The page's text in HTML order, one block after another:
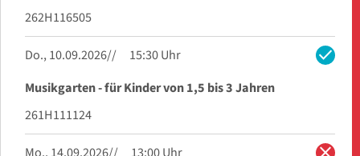
262H116505
check
Do., 10.09.2026
15:30 Uhr
Musikgarten - für Kinder von 1,5 bis 3 Jahren
261H111124